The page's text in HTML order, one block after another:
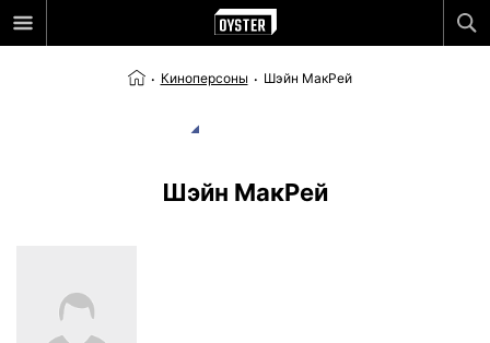
Киноперсоны Шэйн МакРей
Шэйн МакРей